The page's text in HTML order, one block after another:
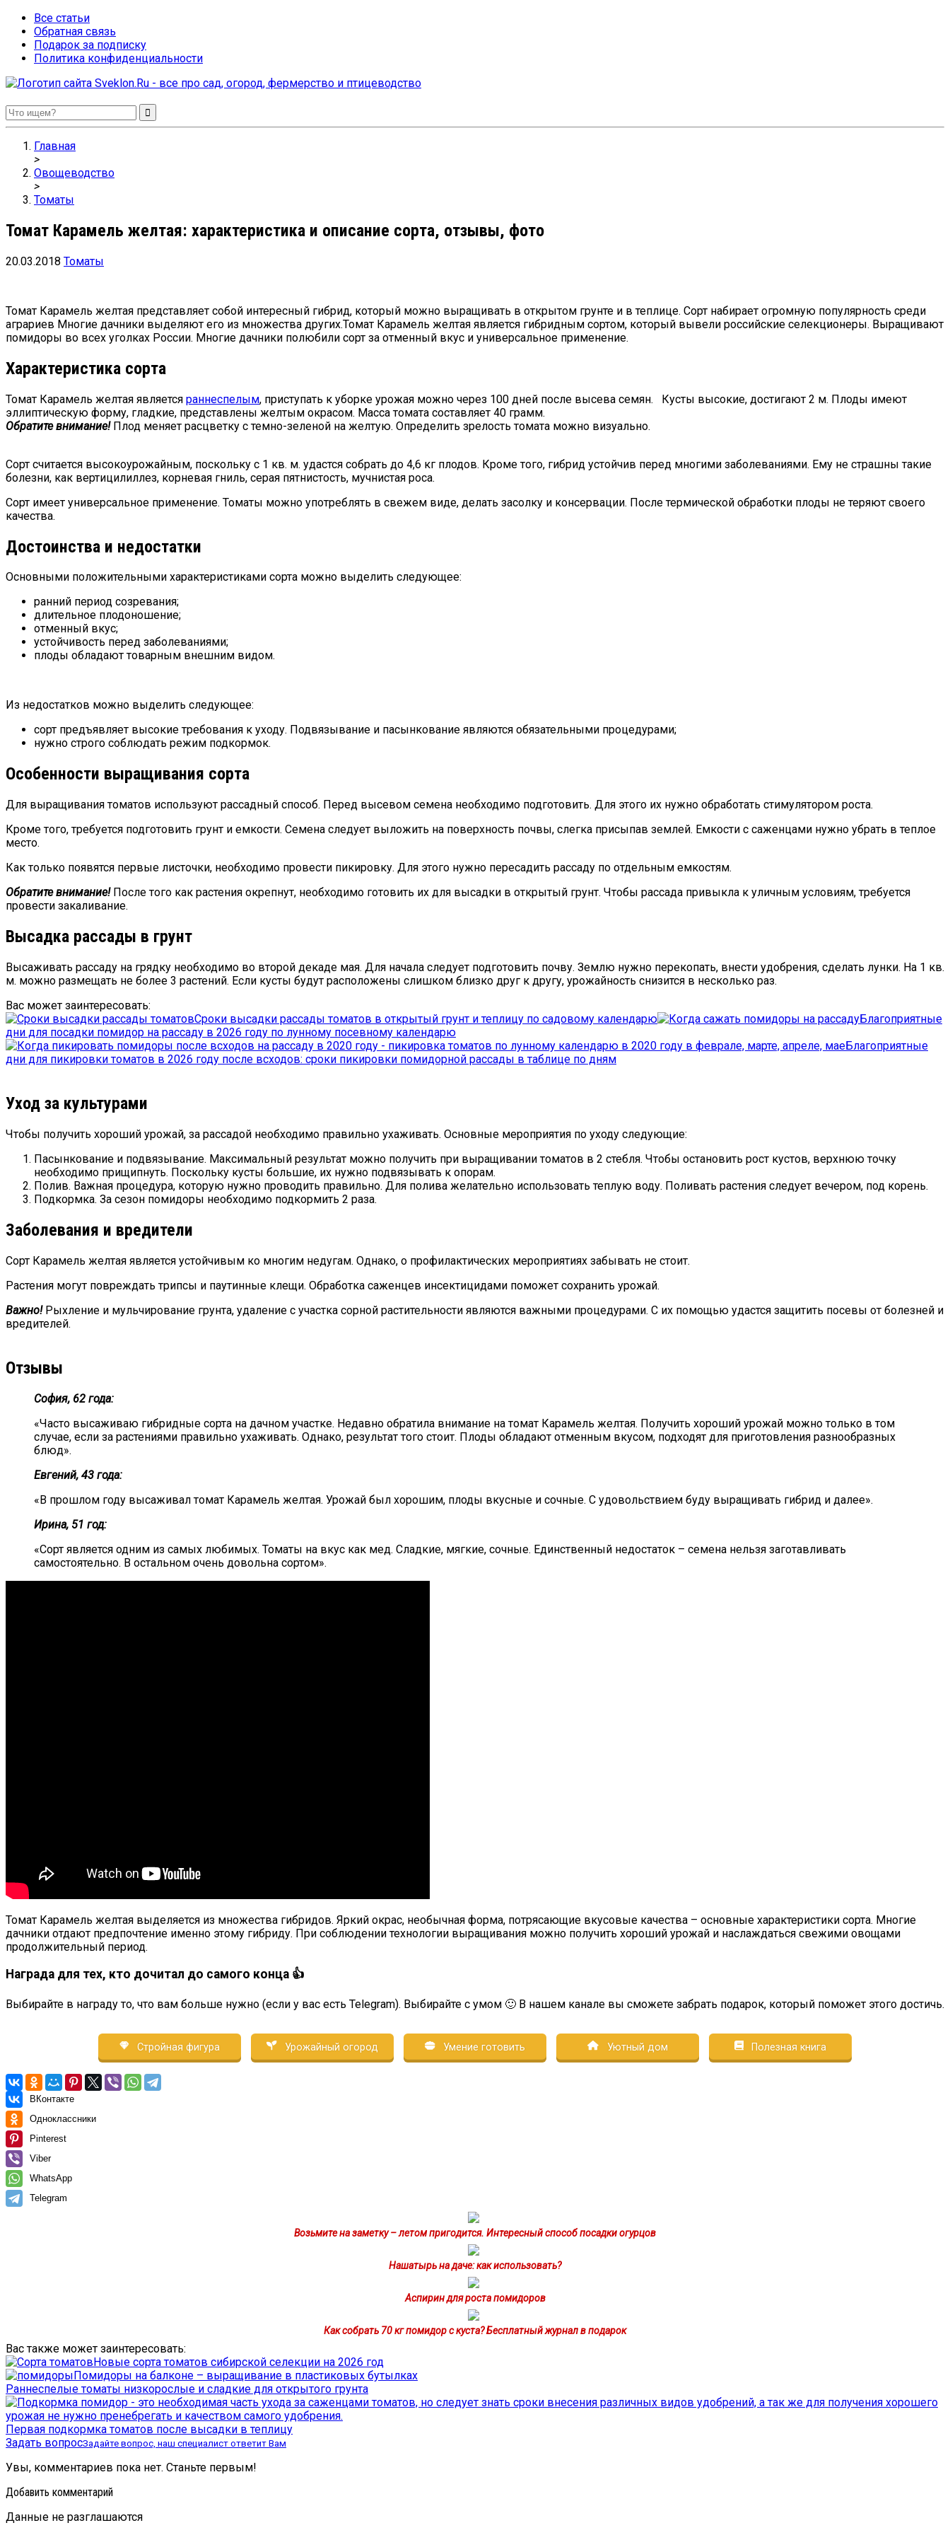
Все статьи
Обратная связь
Подарок за подписку
Политика конфиденциальности
Sveklon.Ru – все про сад, огород, фермерство и птицеводство
Главная
>
Овощеводство
>
Томаты
Томат Карамель желтая: характеристика и описание сорта, отзывы, фото
20.03.2018 Томаты
Томат Карамель желтая представляет собой интересный гибрид, который можно выращивать в открытом грунте и в теплице. Сорт набирает огромную популярность среди
аграриев Многие дачники выделяют его из множества других.Томат Карамель желтая является гибридным сортом, который вывели российские селекционеры. Выращивают
помидоры во всех уголках России. Многие дачники полюбили сорт за отменный вкус и универсальное применение.
Характеристика сорта
Томат Карамель желтая является раннеспелым, приступать к уборке урожая можно через 100 дней после высева семян. Кусты высокие, достигают 2 м. Плоды имеют
эллиптическую форму, гладкие, представлены желтым окрасом. Масса томата составляет 40 грамм.
Обратите внимание!Плод меняет расцветку с темно-зеленой на желтую. Определить зрелость томата можно визуально.
Сорт считается высокоурожайным, поскольку с 1 кв. м. удастся собрать до 4,6 кг плодов. Кроме того, гибрид устойчив перед многими заболеваниями. Ему не страшны такие
болезни, как вертицилиллез, корневая гниль, серая пятнистость, мучнистая роса.
Сорт имеет универсальное применение. Томаты можно употреблять в свежем виде, делать засолку и консервации. После термической обработки плоды не теряют своего
качества.
Достоинства и недостатки
Основными положительными характеристиками сорта можно выделить следующее:
ранний период созревания;
длительное плодоношение;
отменный вкус;
устойчивость перед заболеваниями;
плоды обладают товарным внешним видом.
Из недостатков можно выделить следующее:
сорт предъявляет высокие требования к уходу. Подвязывание и пасынкование являются обязательными процедурами;
нужно строго соблюдать режим подкормок.
Особенности выращивания сорта
Для выращивания томатов используют рассадный способ. Перед высевом семена необходимо подготовить. Для этого их нужно обработать стимулятором роста.
Кроме того, требуется подготовить грунт и емкости. Семена следует выложить на поверхность почвы, слегка присыпав землей. Емкости с саженцами нужно убрать в теплое
место.
Как только появятся первые листочки, необходимо провести пикировку. Для этого нужно пересадить рассаду по отдельным емкостям.
Обратите внимание!После того как растения окрепнут, необходимо готовить их для высадки в открытый грунт. Чтобы рассада привыкла к уличным условиям, требуется
провести закаливание.
Высадка рассады в грунт
Высаживать рассаду на грядку необходимо во второй декаде мая. Для начала следует подготовить почву. Землю нужно перекопать, внести удобрения, сделать лунки. На 1 кв.
м. можно размещать не более 3 растений. Если кусты будут расположены слишком близко друг к другу, урожайность снизится в несколько раз.
Вас может заинтересовать:
Сроки высадки рассады томатов в открытый грунт и теплицу по садовому календарю
Благоприятные
дни для посадки помидор на рассаду в 2026 году по лунному посевному календарю
Благоприятные
дни для пикировки томатов в 2026 году после всходов: сроки пикировки помидорной рассады в таблице по дням
Уход за культурами
Чтобы получить хороший урожай, за рассадой необходимо правильно ухаживать. Основные мероприятия по уходу следующие:
Пасынкование и подвязывание. Максимальный результат можно получить при выращивании томатов в 2 стебля. Чтобы остановить рост кустов, верхнюю точку
необходимо прищипнуть. Поскольку кусты большие, их нужно подвязывать к опорам.
Полив. Важная процедура, которую нужно проводить правильно. Для полива желательно использовать теплую воду. Поливать растения следует вечером, под корень.
Подкормка. За сезон помидоры необходимо подкормить 2 раза.
Заболевания и вредители
Сорт Карамель желтая является устойчивым ко многим недугам. Однако, о профилактических мероприятиях забывать не стоит.
Растения могут повреждать трипсы и паутинные клещи. Обработка саженцев инсектицидами поможет сохранить урожай.
Важно!Рыхление и мульчирование грунта, удаление с участка сорной растительности являются важными процедурами. С их помощью удастся защитить посевы от болезней и
вредителей.
Отзывы
София, 62 года:
«Часто высаживаю гибридные сорта на дачном участке. Недавно обратила внимание на томат Карамель желтая. Получить хороший урожай можно только в том
случае, если за растениями правильно ухаживать. Однако, результат того стоит. Плоды обладают отменным вкусом, подходят для приготовления разнообразных
блюд».
Евгений, 43 года:
«В прошлом году высаживал томат Карамель желтая. Урожай был хорошим, плоды вкусные и сочные. С удовольствием буду выращивать гибрид и далее».
Ирина, 51 год:
«Сорт является одним из самых любимых. Томаты на вкус как мед. Сладкие, мягкие, сочные. Единственный недостаток – семена нельзя заготавливать
самостоятельно. В остальном очень довольна сортом».
Томат Карамель желтая выделяется из множества гибридов. Яркий окрас, необычная форма, потрясающие вкусовые качества – основные характеристики сорта. Многие
дачники отдают предпочтение именно этому гибриду. При соблюдении технологии выращивания можно получить хороший урожай и наслаждаться свежими овощами
продолжительный период.
Награда для тех, кто дочитал до самого конца 👍
Выбирайте в награду то, что вам больше нужно (если у вас есть Telegram). Выбирайте с умом 🙂 В нашем канале вы сможете забрать подарок, который поможет этого достичь.
Стройная фигура Урожайный огород Умение готовить Уютный дом Полезная книга
ВКонтакте
Одноклассники
Pinterest
Viber
WhatsApp
Telegram
Возьмите на заметку – летом пригодится. Интересный способ посадки огурцов
Нашатырь на даче: как использовать?
Аспирин для роста помидоров
Как собрать 70 кг помидор с куста? Бесплатный журнал в подарок
Вас также может заинтересовать:
Новые сорта томатов сибирской селекции на 2026 год
Помидоры на балконе – выращивание в пластиковых бутылках
Раннеспелые томаты низкорослые и сладкие для открытого грунта
Первая подкормка томатов после высадки в теплицу
Задать вопросЗадайте вопрос, наш специалист ответит Вам
Увы, комментариев пока нет. Станьте первым!
Добавить комментарий
Данные не разглашаются